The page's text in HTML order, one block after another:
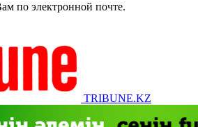
по электронной почте.
TRIBUNE.KZ